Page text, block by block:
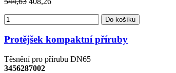
Do košíku
Protějšek kompaktní příruby
Těsnění pro přírubu DN65
3456287002